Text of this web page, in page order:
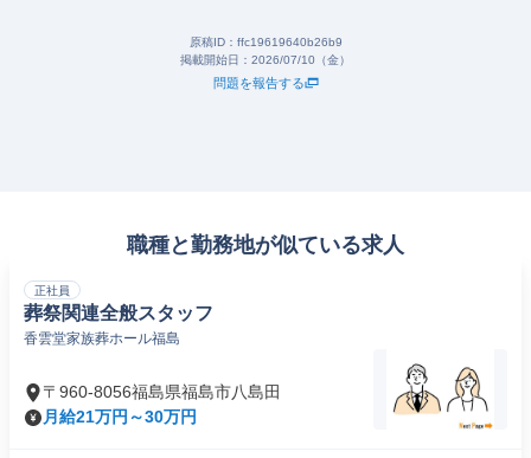
原稿ID： ffc19619640b26b9
掲載開始日： 2026/07/10（金）
問題を報告する
職種と勤務地が似ている求人
正社員
葬祭関連全般スタッフ
香雲堂家族葬ホール福島
〒960-8056福島県福島市八島田
月給21万円～30万円